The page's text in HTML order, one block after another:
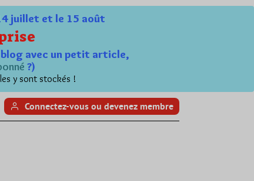
juillet et le 15 août
avec un petit article,
?)
y sont stockés !
Connectez-vous ou devenez membre